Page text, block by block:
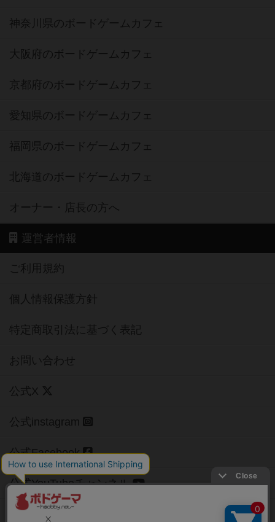
神奈川県のボードゲームカフェ
大阪府のボードゲームカフェ
京都府のボードゲームカフェ
愛知県のボードゲームカフェ
福岡県のボードゲームカフェ
北海道のボードゲームカフェ
オーナー・店長の方へ
運営者情報
ご利用規約
個人情報保護方針
特定商取引法に基づく表記
お問い合わせ
公式X
公式instagram
公式Facebook
公式YouTubeチャンネル